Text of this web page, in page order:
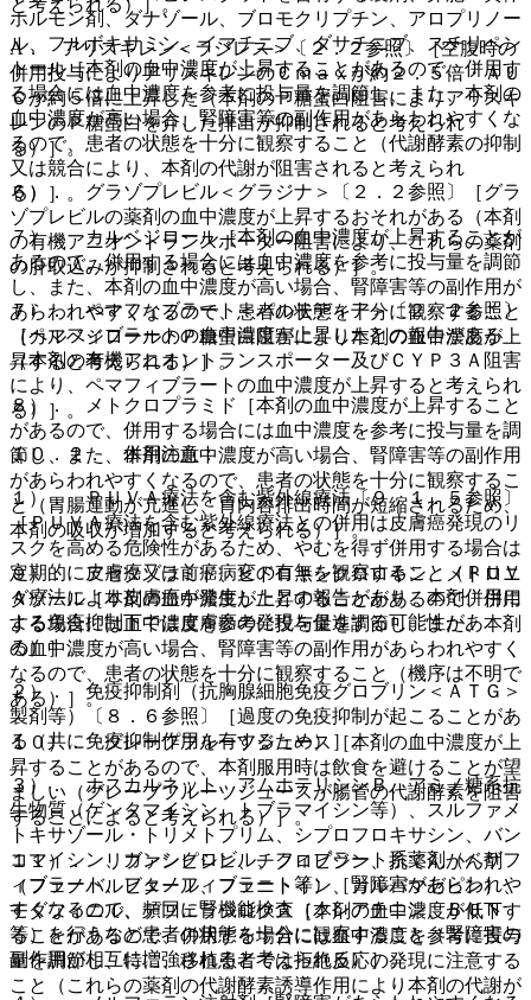
ホルモン剤、ダナゾール、ブロモクリプチン、アロプリノー
ル、フルボキサミン、イマチニブ、ダサチニブ、スチリペン
トール［本剤の血中濃度が上昇することがあるので、併用す
る場合には血中濃度を参考に投与量を調節し、また、本剤の
血中濃度が高い場合、腎障害等の副作用があらわれやすくな
るので、患者の状態を十分に観察すること（代謝酵素の抑制
又は競合により、本剤の代謝が阻害されると考えられ
る）］。
７）． カルベジロール［本剤の血中濃度が上昇することが
あるので、併用する場合には血中濃度を参考に投与量を調節
し、また、本剤の血中濃度が高い場合、腎障害等の副作用が
あらわれやすくなるので、患者の状態を十分に観察すること
（カルベジロールのＰ糖蛋白阻害により本剤の血中濃度が上
昇すると考えられる）］。
８）． メトクロプラミド［本剤の血中濃度が上昇すること
があるので、併用する場合には血中濃度を参考に投与量を調
節し、また、本剤の血中濃度が高い場合、腎障害等の副作用
があらわれやすくなるので、患者の状態を十分に観察するこ
と（胃腸運動が亢進し、胃内容排出時間が短縮されるため、
本剤の吸収が増加すると考えられる）］。
９）． アセタゾラミド、ヒドロキシクロロキン、メトロニ
ダゾール［本剤の血中濃度が上昇することがあるので、併用
する場合には血中濃度を参考に投与量を調節し、また、本剤
の血中濃度が高い場合、腎障害等の副作用があらわれやすく
なるので、患者の状態を十分に観察すること（機序は不明で
ある）］。
１０）． グレープフルーツジュース［本剤の血中濃度が上
昇することがあるので、本剤服用時は飲食を避けることが望
ましい（グレープフルーツジュースが腸管の代謝酵素を阻害
することによると考えられる）］。
１１）． リファンピシン、チクロピジン、抗てんかん剤
（フェノバルビタール、フェニトイン、カルバマゼピン）、
モダフィニル、デフェラシロクス［本剤の血中濃度が低下す
ることがあるので、併用する場合には血中濃度を参考に投与
量を調節し、特に、移植患者では拒絶反応の発現に注意する
こと（これらの薬剤の代謝酵素誘導作用により本剤の代謝が
と考えられる）］。
A． アリスキレン＜ラジレス＞〔２．２参照〕［空腹時の
併用投与によりアリスキレンのＣｍａｘが約２．５倍・ＡＵ
Ｃが約５倍に上昇した（本剤のＰ糖蛋白阻害によりアリスキ
レンのＰ糖蛋白を介した排出が抑制されると考えられ
る）］。
６）． グラゾプレビル＜グラジナ＞〔２．２参照〕［グラ
ゾプレビルの薬剤の血中濃度が上昇するおそれがある（本剤
の有機アニオントランスポーター阻害により、これらの薬剤
の肝取込みが抑制されると考えられる）］。
７）． ペマフィブラート＜パルモディア＞〔２．２参照〕
［ペマフィブラートの血中濃度が上昇したとの報告がある
（本剤の有機アニオントランスポーター及びＣＹＰ３Ａ阻害
により、ペマフィブラートの血中濃度が上昇すると考えられ
る）］。
１０．２． 併用注意：
１）． ＰＵＶＡ療法を含む紫外線療法〔９．１．５参照〕
［ＰＵＶＡ療法を含む紫外線療法との併用は皮膚癌発現のリ
スクを高める危険性があるため、やむを得ず併用する場合は
定期的に皮膚癌又は前癌病変の有無を観察すること（ＰＵＶ
Ａ療法により皮膚癌が発生したとの報告があり、本剤併用に
よる免疫抑制下では皮膚癌の発現を促進する可能性があ
る）］。
２）． 免疫抑制剤（抗胸腺細胞免疫グロブリン＜ＡＴＧ＞
製剤等）〔８．６参照〕［過度の免疫抑制が起こることがあ
る（共に免疫抑制作用を有するため）］。
３）． ホスカルネット、アムホテリシンＢ、アミノ糖系抗
生物質（ゲンタマイシン、トブラマイシン等）、スルファメ
トキサゾール・トリメトプリム、シプロフロキサシン、バン
コマイシン、ガンシクロビル、フィブラート系薬剤（ベザフ
ィブラート、フェノフィブラート等）［腎障害があらわれや
すくなるので、頻回に腎機能検査（クレアチニン、ＢＵＮ
等）を行うなど患者の状態を十分に観察すること（腎障害の
副作用が相互に増強されると考えられる）］。